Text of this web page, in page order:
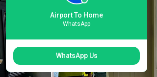
Airport To Home
WhatsApp
WhatsApp Us